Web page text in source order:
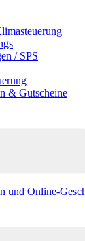
/ SPS
& Gutscheine
und Online-